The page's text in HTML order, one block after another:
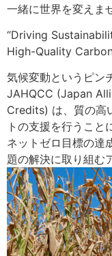
一緒に世界を変えま
“Driving
High-Quality
気候変動というピン
JAHQCC (Japan
Credits) は、質の高
トの支援を行うこと
ネットゼロ目標の達
題の解決に取り組む